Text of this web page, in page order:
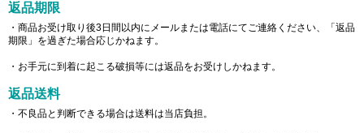
返品期限
・商品お受け取り後3日間以内にメールまたは電話にてご連絡ください、「返品
期限」を過ぎた場合応じかねます。
・お手元に到着に起こる破損等には返品をお受けしかねます。
返品送料
・不良品と判断できる場合は送料は当店負担。